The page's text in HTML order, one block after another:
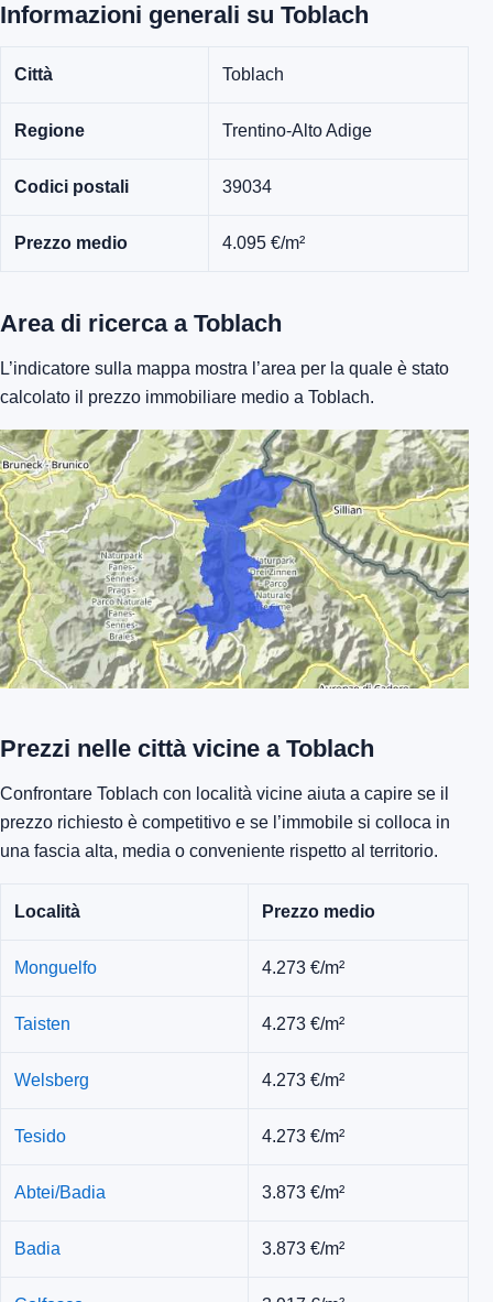
Informazioni generali su Toblach
Città Toblach
Regione Trentino-Alto Adige
Codici postali 39034
Prezzo medio 4.095 €/m²
Area di ricerca a Toblach
L’indicatore sulla mappa mostra l’area per la quale è stato
calcolato il prezzo immobiliare medio a Toblach.
Prezzi nelle città vicine a Toblach
Confrontare Toblach con località vicine aiuta a capire se il
prezzo richiesto è competitivo e se l’immobile si colloca in
una fascia alta, media o conveniente rispetto al territorio.
Località Prezzo medio
Monguelfo 4.273 €/m²
Taisten 4.273 €/m²
Welsberg 4.273 €/m²
Tesido 4.273 €/m²
Abtei/Badia 3.873 €/m²
Badia 3.873 €/m²